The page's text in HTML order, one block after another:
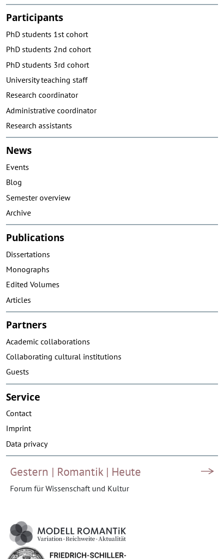
Participants
PhD students 1st cohort
PhD students 2nd cohort
PhD students 3rd cohort
University teaching staff
Research coordinator
Administrative coordinator
Research assistants
News
Events
Blog
Semester overview
Archive
Publications
Dissertations
Monographs
Edited Volumes
Articles
Partners
Academic collaborations
Collaborating cultural institutions
Guests
Service
Contact
Imprint
Data privacy
Gestern | Romantik | Heute
Forum für Wissenschaft und Kultur